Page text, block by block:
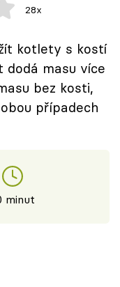
28x
kotlety s kostí
dodá masu více
bez kosti,
případech
minut